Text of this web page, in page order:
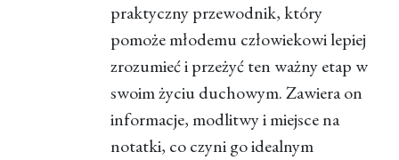
praktyczny przewodnik, który
pomoże młodemu człowiekowi lepiej
zrozumieć i przeżyć ten ważny etap w
swoim życiu duchowym. Zawiera on
informacje, modlitwy i miejsce na
notatki, co czyni go idealnym